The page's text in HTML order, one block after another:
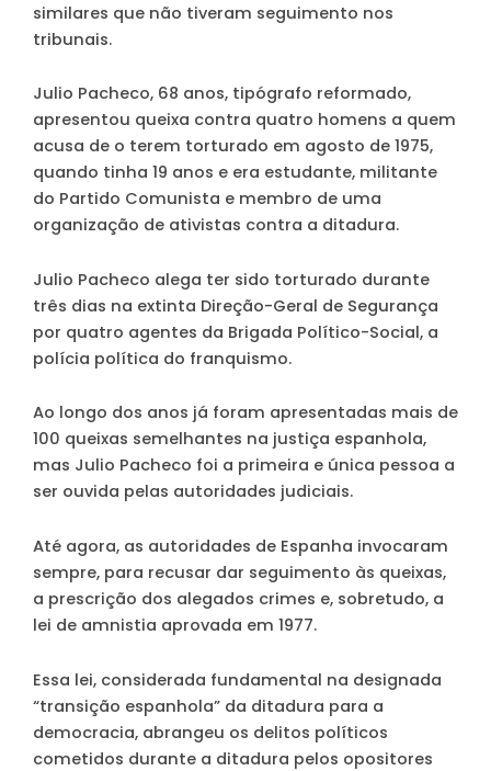
similares que não tiveram seguimento nos
tribunais.
Julio Pacheco, 68 anos, tipógrafo reformado,
apresentou queixa contra quatro homens a quem
acusa de o terem torturado em agosto de 1975,
quando tinha 19 anos e era estudante, militante
do Partido Comunista e membro de uma
organização de ativistas contra a ditadura.
Julio Pacheco alega ter sido torturado durante
três dias na extinta Direção-Geral de Segurança
por quatro agentes da Brigada Político-Social, a
polícia política do franquismo.
Ao longo dos anos já foram apresentadas mais de
100 queixas semelhantes na justiça espanhola,
mas Julio Pacheco foi a primeira e única pessoa a
ser ouvida pelas autoridades judiciais.
Até agora, as autoridades de Espanha invocaram
sempre, para recusar dar seguimento às queixas,
a prescrição dos alegados crimes e, sobretudo, a
lei de amnistia aprovada em 1977.
Essa lei, considerada fundamental na designada
“transição espanhola” da ditadura para a
democracia, abrangeu os delitos políticos
cometidos durante a ditadura pelos opositores